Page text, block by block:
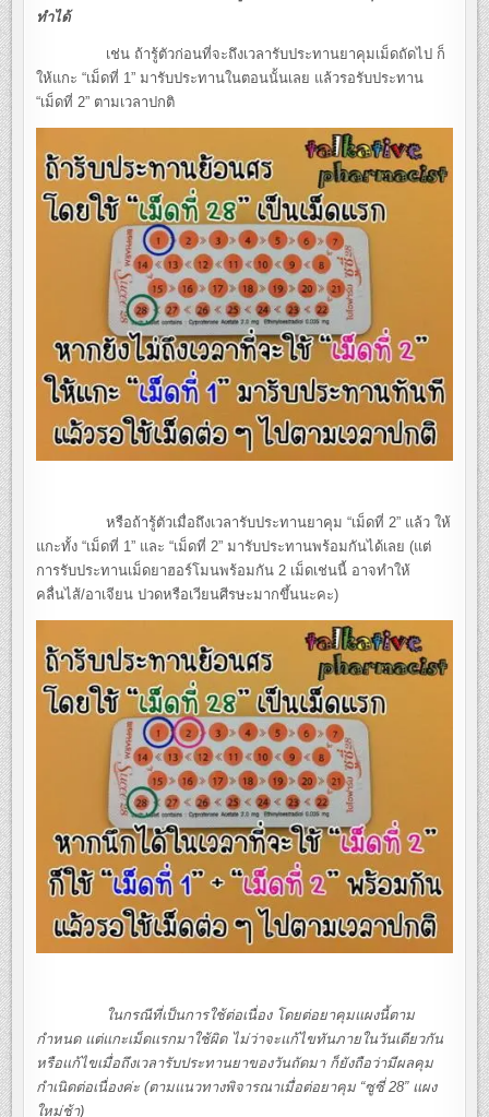
ทำได้
เช่น ถ้ารู้ตัวก่อนที่จะถึงเวลารับประทานยาคุมเม็ดถัดไป ก็
ให้แกะ “เม็ดที่ 1” มารับประทานในตอนนั้นเลย แล้วรอรับประทาน
“เม็ดที่ 2” ตามเวลาปกติ
หรือถ้ารู้ตัวเมื่อถึงเวลารับประทานยาคุม “เม็ดที่ 2” แล้ว ให้
แกะทั้ง “เม็ดที่ 1” และ “เม็ดที่ 2” มารับประทานพร้อมกันได้เลย (แต่
การรับประทานเม็ดยาฮอร์โมนพร้อมกัน 2 เม็ดเช่นนี้ อาจทำให้
คลื่นไส้/อาเจียน ปวดหรือเวียนศีรษะมากขึ้นนะคะ)
ในกรณีที่เป็นการใช้ต่อเนื่อง โดยต่อยาคุมแผงนี้ตาม
กำหนด แต่แกะเม็ดแรกมาใช้ผิด ไม่ว่าจะแก้ไขทันภายในวันเดียวกัน
หรือแก้ไขเมื่อถึงเวลารับประทานยาของวันถัดมา ก็ยังถือว่ามีผลคุม
กำเนิดต่อเนื่องค่ะ (ตามแนวทางพิจารณาเมื่อต่อยาคุม “ซูซี่ 28” แผง
ใหม่ช้า)